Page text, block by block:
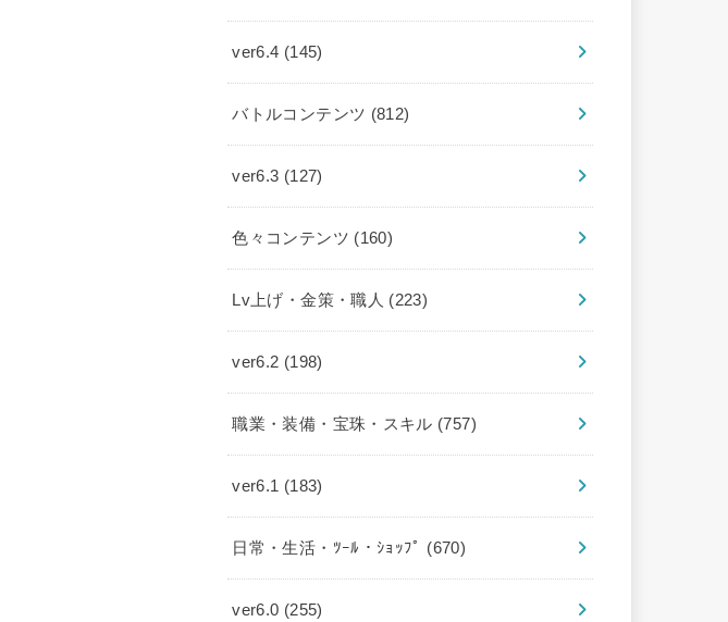
ver6.4 (145)
バトルコンテンツ (812)
ver6.3 (127)
色々コンテンツ (160)
Lv上げ・金策・職人 (223)
ver6.2 (198)
職業・装備・宝珠・スキル (757)
ver6.1 (183)
日常・生活・ﾂｰﾙ・ｼｮｯﾌﾟ (670)
ver6.0 (255)